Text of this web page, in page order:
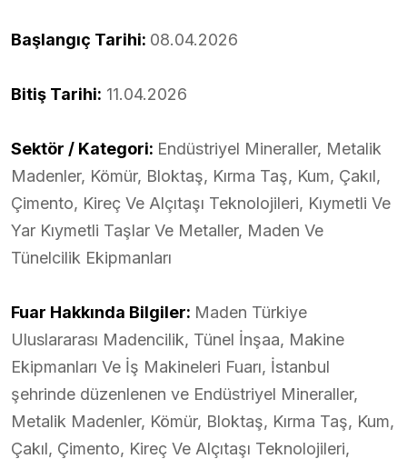
Başlangıç Tarihi: 08.04.2026
Bitiş Tarihi: 11.04.2026
Sektör / Kategori: Endüstriyel Mineraller, Metalik
Madenler, Kömür, Bloktaş, Kırma Taş, Kum, Çakıl,
Çimento, Kireç Ve Alçıtaşı Teknolojileri, Kıymetli Ve
Yar Kıymetli Taşlar Ve Metaller, Maden Ve
Tünelcilik Ekipmanları
Fuar Hakkında Bilgiler: Maden Türkiye
Uluslararası Madencilik, Tünel İnşaa, Makine
Ekipmanları Ve İş Makineleri Fuarı, İstanbul
şehrinde düzenlenen ve Endüstriyel Mineraller,
Metalik Madenler, Kömür, Bloktaş, Kırma Taş, Kum,
Çakıl, Çimento, Kireç Ve Alçıtaşı Teknolojileri,